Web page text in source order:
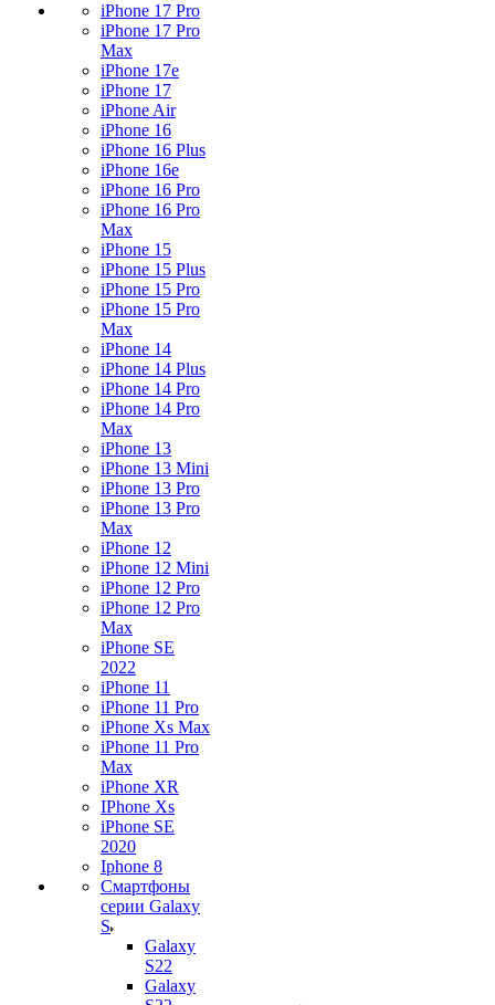
iPhone 17 Pro
iPhone 17 Pro
Max
iPhone 17e
iPhone 17
iPhone Air
iPhone 16
iPhone 16 Plus
iPhone 16e
iPhone 16 Pro
iPhone 16 Pro
Max
iPhone 15
iPhone 15 Plus
iPhone 15 Pro
iPhone 15 Pro
Max
iPhone 14
iPhone 14 Plus
iPhone 14 Pro
iPhone 14 Pro
Max
iPhone 13
iPhone 13 Mini
iPhone 13 Pro
iPhone 13 Pro
Max
iPhone 12
iPhone 12 Mini
iPhone 12 Pro
iPhone 12 Pro
Max
iPhone SE
2022
iPhone 11
iPhone 11 Pro
iPhone Xs Max
iPhone 11 Pro
Max
iPhone XR
IPhone Xs
iPhone SE
2020
Iphone 8
Смартфоны
серии Galaxy
S
Galaxy
S22
Galaxy